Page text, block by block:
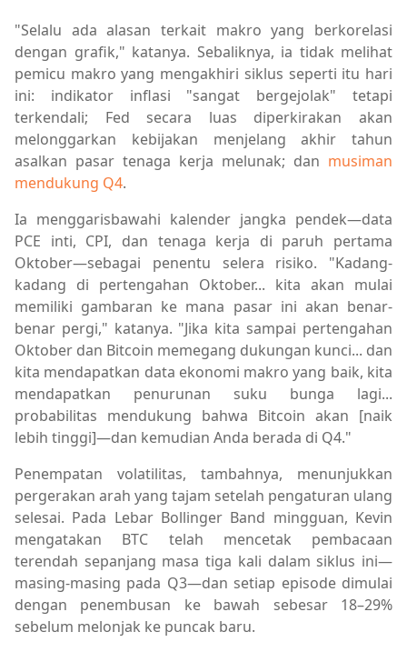
"Selalu ada alasan terkait makro yang berkorelasi
dengan grafik," katanya. Sebaliknya, ia tidak melihat
pemicu makro yang mengakhiri siklus seperti itu hari
ini: indikator inflasi "sangat bergejolak" tetapi
terkendali; Fed secara luas diperkirakan akan
melonggarkan kebijakan menjelang akhir tahun
asalkan pasar tenaga kerja melunak; dan musiman
mendukung Q4.
Ia menggarisbawahi kalender jangka pendek—data
PCE inti, CPI, dan tenaga kerja di paruh pertama
Oktober—sebagai penentu selera risiko. "Kadang-
kadang di pertengahan Oktober... kita akan mulai
memiliki gambaran ke mana pasar ini akan benar-
benar pergi," katanya. "Jika kita sampai pertengahan
Oktober dan Bitcoin memegang dukungan kunci... dan
kita mendapatkan data ekonomi makro yang baik, kita
mendapatkan penurunan suku bunga lagi...
probabilitas mendukung bahwa Bitcoin akan [naik
lebih tinggi]—dan kemudian Anda berada di Q4."
Penempatan volatilitas, tambahnya, menunjukkan
pergerakan arah yang tajam setelah pengaturan ulang
selesai. Pada Lebar Bollinger Band mingguan, Kevin
mengatakan BTC telah mencetak pembacaan
terendah sepanjang masa tiga kali dalam siklus ini—
masing-masing pada Q3—dan setiap episode dimulai
dengan penembusan ke bawah sebesar 18–29%
sebelum melonjak ke puncak baru.